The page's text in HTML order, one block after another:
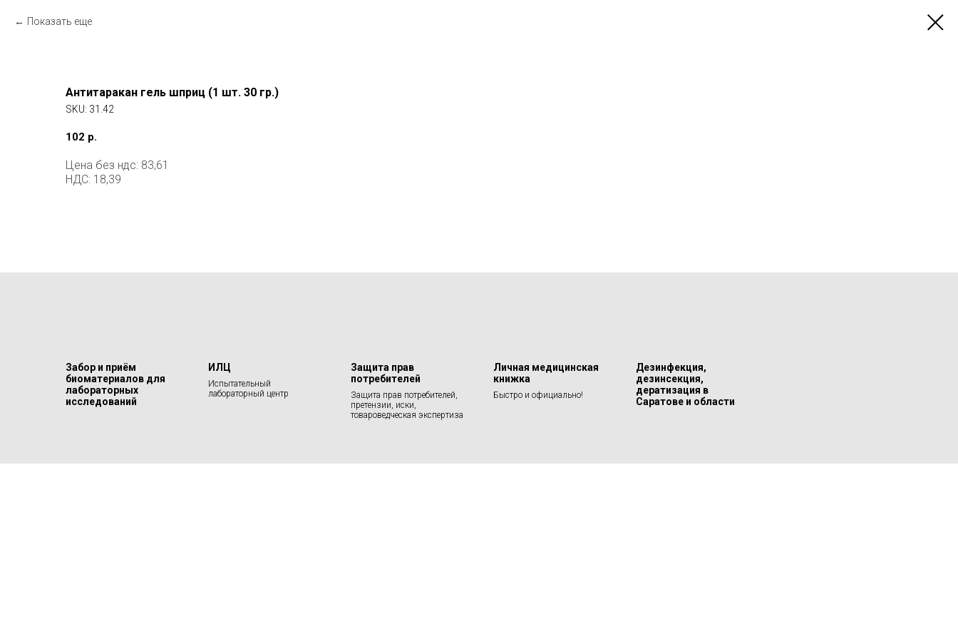
Показать еще
Антитаракан гель шприц (1 шт. 30 гр.)
SKU: 31.42
102 р.
Цена без ндс: 83,61
НДС: 18,39
Забор и приём
биоматериалов для
лабораторных
исследований
ИЛЦ
Испытательный
лабораторный центр
Защита прав
потребителей
Защита прав потребителей,
претензии, иски,
товароведческая экспертиза
Личная медицинская
книжка
Быстро и официально!
Дезинфекция,
дезинсекция,
дератизация в
Саратове и области